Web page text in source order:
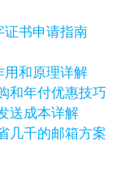
证书申请指南
用和原理详解
和年付优惠技巧
送成本详解
几千的邮箱方案